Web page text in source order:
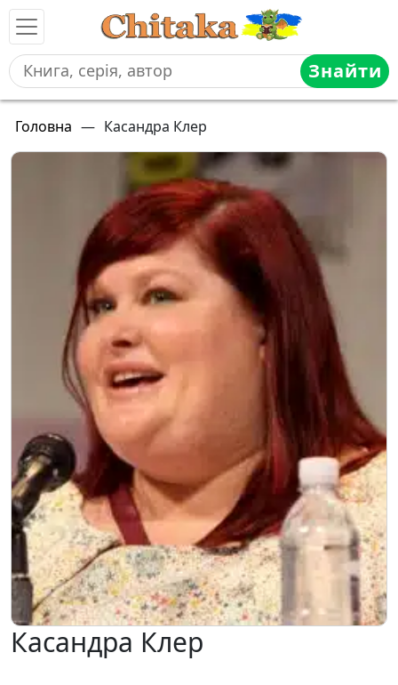
Знайти
Головна — Касандра Клер
Касандра Клер